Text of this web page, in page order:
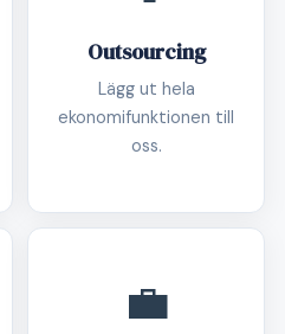
Outsourcing
Lägg ut hela
ekonomifunktionen till
oss.
💼